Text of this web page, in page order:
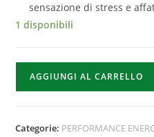
sensazione di stress e
1 disponibili
AGGIUNGI AL CARRELLO
Categorie: PERFORMANCE